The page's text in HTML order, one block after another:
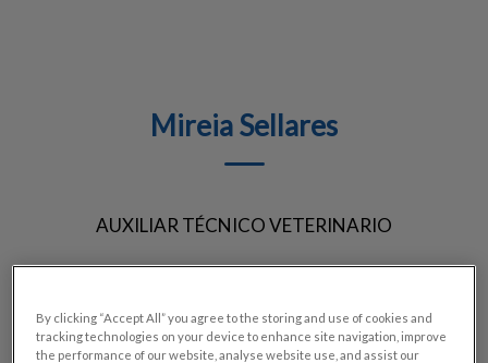
Mireia Sellares
AUXILIAR TÉCNICO VETERINARIO
By clicking “Accept All” you agree to the storing and use of cookies and
tracking technologies on your device to enhance site navigation, improve
the performance of our website, analyse website use, and assist our